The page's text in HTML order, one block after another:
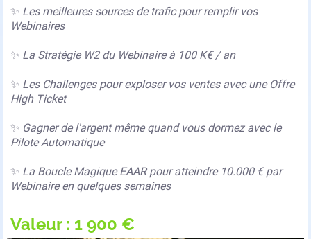
✨ Les meilleures sources de trafic pour remplir vos
Webinaires
✨ La Stratégie W2 du Webinaire à 100 K€ / an
✨ Les Challenges pour exploser vos ventes avec une Offre
High Ticket
✨ Gagner de l'argent même quand vous dormez avec le
Pilote Automatique
✨ La Boucle Magique EAAR pour atteindre 10.000 € par
Webinaire en quelques semaines
Valeur : 1 900 €